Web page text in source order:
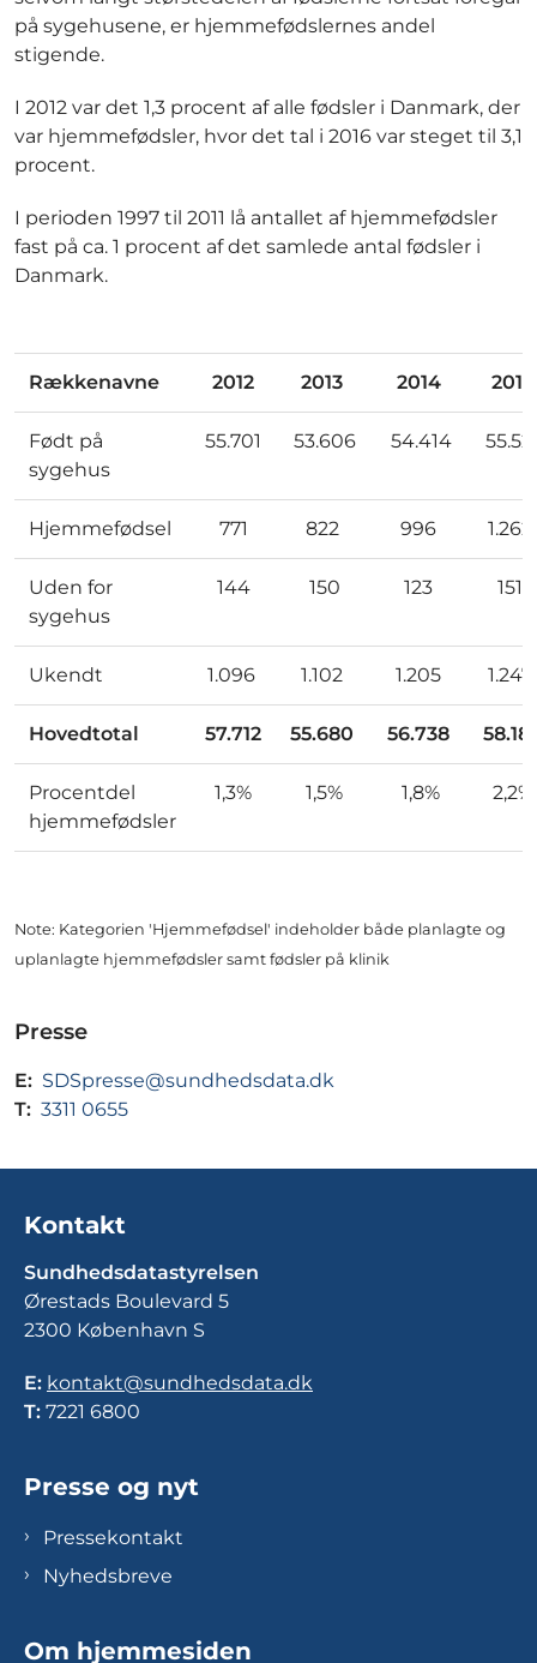
på sygehusene, er hjemmefødslernes andel
stigende.
I 2012 var det 1,3 procent af alle fødsler i Danmark, der
var hjemmefødsler, hvor det tal i 2016 var steget til 3,1
procent.
I perioden 1997 til 2011 lå antallet af hjemmefødsler
fast på ca. 1 procent af det samlede antal fødsler i
Danmark.
Rækkenavne 2012 2013 2014 2015
Født på
sygehus
55.701 53.606 54.414
Hjemmefødsel 771 822 996 1.262
Uden for
sygehus
144 150 123 151
Ukendt 1.096 1.102 1.205 1.247
Hovedtotal 57.712 55.680 56.738
Procentdel
hjemmefødsler
1,3% 1,5% 1,8% 2,2%
Note: Kategorien 'Hjemmefødsel' indeholder både planlagte og
uplanlagte hjemmefødsler samt fødsler på klinik
Presse
E: SDSpresse@sundhedsdata.dk
T: 3311 0655
Kontakt
Sundhedsdatastyrelsen
Ørestads Boulevard 5
2300 København S
E: kontakt@sundhedsdata.dk
T: 7221 6800
Presse og nyt
Pressekontakt
Nyhedsbreve
Om hjemmesiden